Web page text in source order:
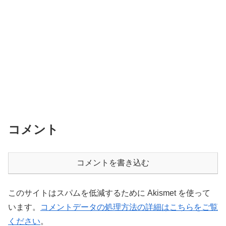
コメント
コメントを書き込む
このサイトはスパムを低減するために Akismet を使って
います。
コメントデータの処理方法の詳細はこちらをご覧
ください。